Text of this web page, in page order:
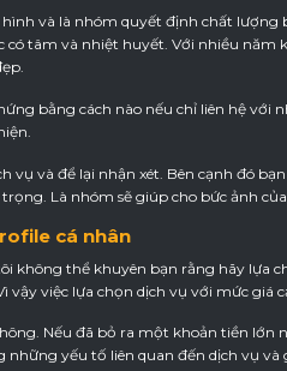
và là nhóm quyết định chất lượng
tâm và nhiệt huyết. Với nhiều
bằng cách nào nếu chỉ liên hệ với
và để lại nhận xét. Bên cạnh đó
Là nhóm sẽ giúp cho bức ảnh
cá nhân
không thể khuyên bạn rằng hãy lựa
việc lựa chọn dịch vụ với mức giá
Nếu đã bỏ ra một khoản tiền
yếu tố liên quan đến dịch vụ và